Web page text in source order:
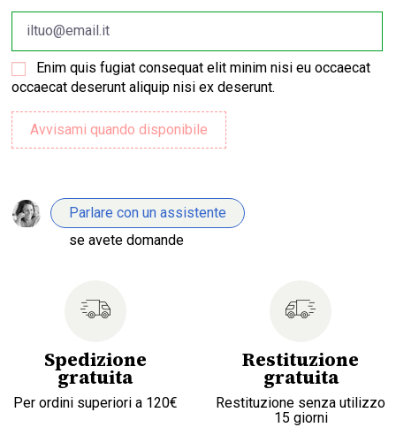
Enim quis fugiat consequat elit minim nisi eu occaecat
occaecat deserunt aliquip nisi ex deserunt.
Parlare con un assistente
se avete domande
Spedizione
gratuita
Per ordini superiori a 120€
Restituzione
gratuita
Restituzione senza utilizzo
15 giorni